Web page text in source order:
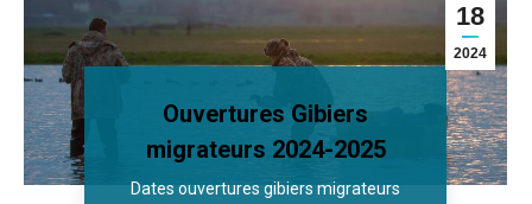
18
2024
Ouvertures Gibiers
migrateurs 2024-2025
Dates ouvertures gibiers migrateurs